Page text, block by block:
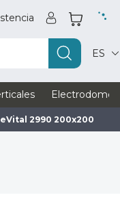
ES
2990 200x200